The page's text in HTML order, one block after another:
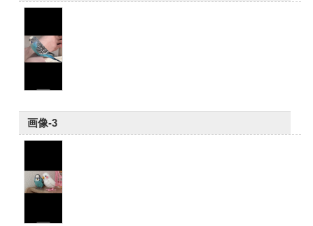
画像-3